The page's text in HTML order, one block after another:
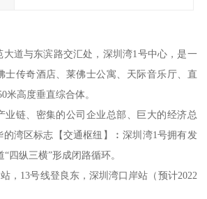
道与东滨路交汇处，深圳湾1号中心，是一
士传奇酒店、莱佛士公寓、天际音乐厅、直
米高度垂直综合体。
业链、密集的公司企业总部、巨大的经济总
湾区标志【交通枢纽】︰深圳湾1号拥有发
四纵三横”形成闭路循环。
，13号线登良东，深圳湾口岸站（预计2022